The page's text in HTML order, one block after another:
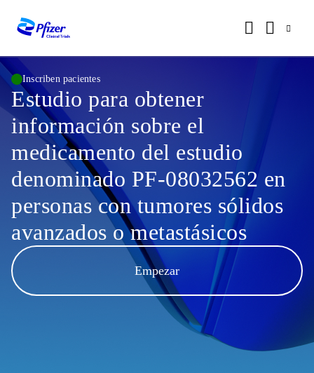
Inscriben pacientes
Estudio para obtener
información sobre el
medicamento del estudio
denominado PF-08032562 en
personas con tumores sólidos
avanzados o metastásicos
Empezar